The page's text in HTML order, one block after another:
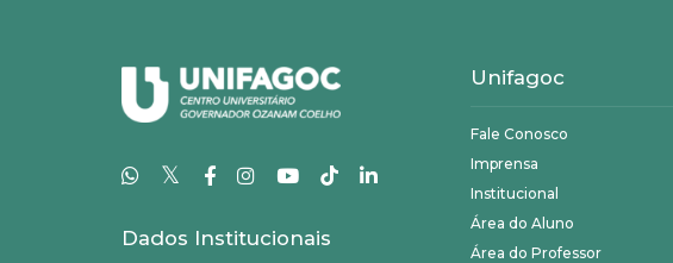
𝕏
Dados Institucionais
Unifagoc
Fale Conosco
Imprensa
Institucional
Área do Aluno
Área do Professor